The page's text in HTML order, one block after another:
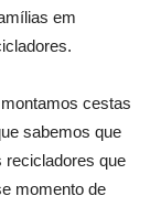
em
cestas
sabemos que
recicladores que
momento de